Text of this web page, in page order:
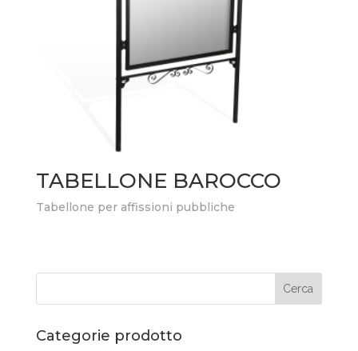
TABELLONE BAROCCO
Tabellone per affissioni pubbliche
Categorie prodotto